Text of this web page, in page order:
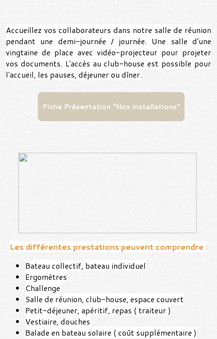
Accueillez vos collaborateurs dans notre salle de réunion
pendant une demi-journée / journée. Une salle d'une
vingtaine de place avec vidéo-projecteur pour projeter
vos documents. L'accès au club-house est possible pour
l'accueil, les pauses, déjeuner ou dîner.
Fiche Présentation "Nos installations"
Les différentes prestations peuvent comprendre :
Bateau collectif, bateau individuel
Ergomètres
Challenge
Salle de réunion, club-house, espace couvert
Petit-déjeuner, apéritif, repas ( traiteur )
Vestiaire, douches
Balade en bateau solaire ( coût supplémentaire )